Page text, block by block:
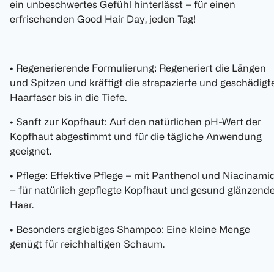
ein unbeschwertes Gefühl hinterlässt – für einen
erfrischenden Good Hair Day, jeden Tag!
• Regenerierende Formulierung: Regeneriert die Längen
und Spitzen und kräftigt die strapazierte und
Haarfaser bis in die Tiefe.
• Sanft zur Kopfhaut: Auf den natürlichen pH-Wert der
Kopfhaut abgestimmt und für die tägliche Anwendung
geeignet.
• Pflege: Effektive Pflege – mit Panthenol und
– für natürlich gepflegte Kopfhaut und gesund
Haar.
• Besonders ergiebiges Shampoo: Eine kleine Menge
genügt für reichhaltigen Schaum.